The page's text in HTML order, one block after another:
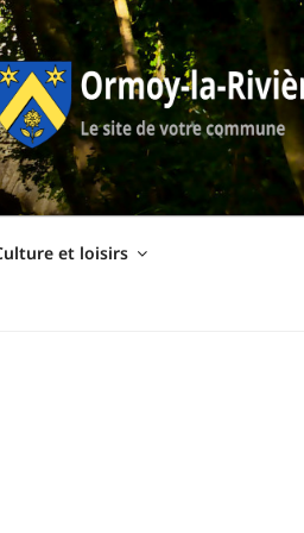
et loisirs